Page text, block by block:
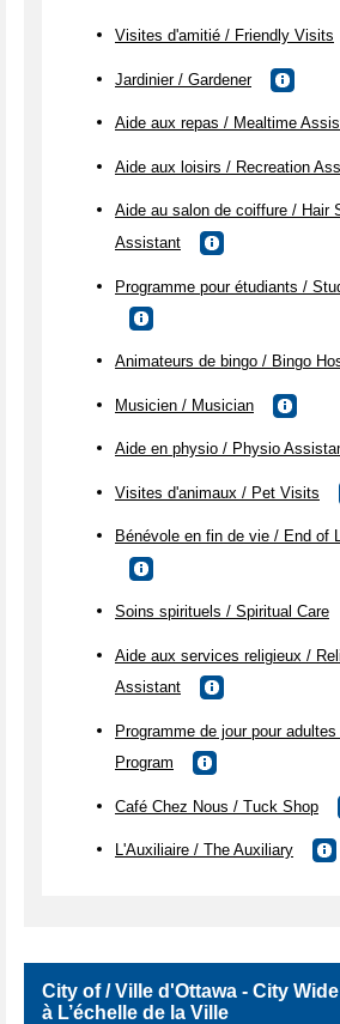
Visites d'amitié / Friendly Visits
Jardinier / Gardener
Aide aux repas / Mealtime
Aide aux loisirs / Recreation
Aide au salon de coiffure / Hair
Assistant
Programme pour étudiants /
Animateurs de bingo / Bingo
Musicien / Musician
Aide en physio / Physio
Visites d'animaux / Pet Visits
Bénévole en fin de vie / End of
Soins spirituels / Spiritual Care
Aide aux services religieux /
Assistant
Programme de jour pour
Program
Café Chez Nous / Tuck Shop
L'Auxiliaire / The Auxiliary
City of / Ville d'Ottawa - City
à L’échelle de la Ville